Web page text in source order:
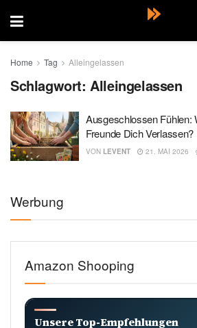
Home Tag Alleingelassen
Schlagwort:Alleingelassen
Ausgeschlossen Fühlen:
Freunde Dich Verlassen?
VON LEVENT 21. MAI 2026
Werbung
Amazon Shooping
Unsere Top-Empfehlungen